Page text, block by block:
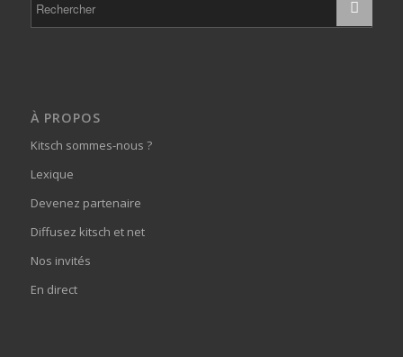
À PROPOS
Kitsch sommes-nous ?
Lexique
Devenez partenaire
Diffusez kitsch et net
Nos invités
En direct